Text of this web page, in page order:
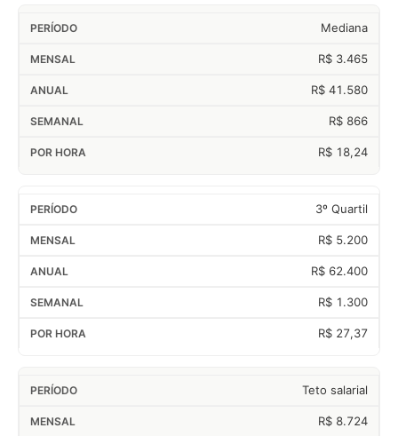
Mediana
R$ 3.465
R$ 41.580
R$ 866
R$ 18,24
3º Quartil
R$ 5.200
R$ 62.400
R$ 1.300
R$ 27,37
Teto salarial
R$ 8.724